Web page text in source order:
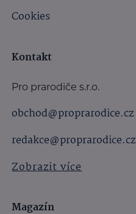
Cookies
Kontakt
Pro prarodiče s.r.o.
obchod@proprarodice.cz
redakce@proprarodice.cz
Zobrazit více
Magazín